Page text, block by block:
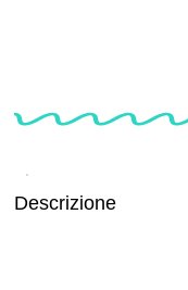
Descrizione